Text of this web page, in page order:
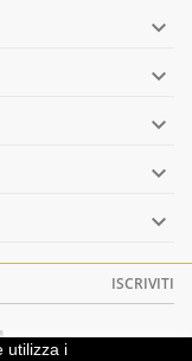





utilizza i
ISCRIVITI